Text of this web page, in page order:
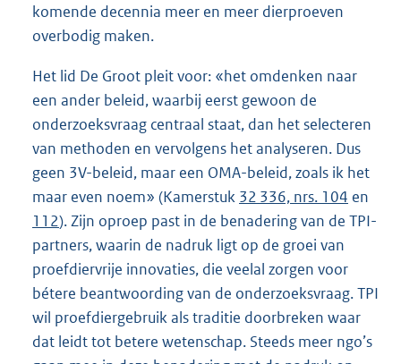
komende decennia meer en meer dierproeven
overbodig maken.
Het lid De Groot pleit voor: «het omdenken naar
een ander beleid, waarbij eerst gewoon de
onderzoeksvraag centraal staat, dan het selecteren
van methoden en vervolgens het analyseren. Dus
geen 3V-beleid, maar een OMA-beleid, zoals ik het
maar even noem» (Kamerstuk 32 336, nrs. 104 en
112). Zijn oproep past in de benadering van de TPI-
partners, waarin de nadruk ligt op de groei van
proefdiervrije innovaties, die veelal zorgen voor
bétere beantwoording van de onderzoeksvraag. TPI
wil proefdiergebruik als traditie doorbreken waar
dat leidt tot betere wetenschap. Steeds meer ngo’s